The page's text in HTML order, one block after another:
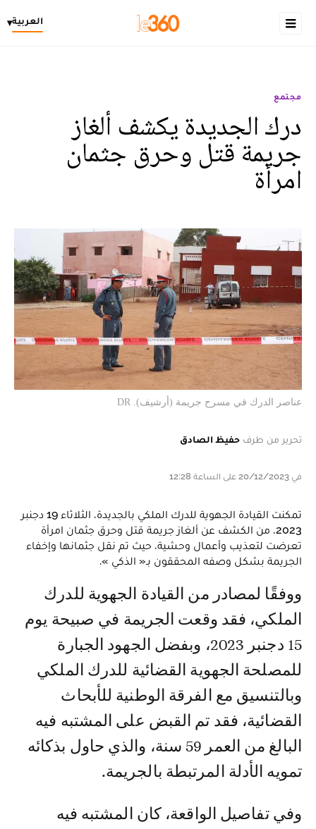
العربية▾
مجتمع
درك الجديدة يكشف ألغاز
جريمة قتل وحرق جثمان
امرأة
عناصر الدرك في مسرح جريمة (أرشيف). DR
تحرير من طرف حفيظ الصادق
في 20/12/2023 على الساعة 12:28
تمكنت القيادة الجهوية للدرك الملكي بالجديدة، الثلاثاء 19 دجنبر
2023، من الكشف عن ألغاز جريمة قتل وحرق جثمان امرأة
تعرضت لتعذيب وأعمال وحشية، حيث تم نقل جثمانها وإخفاء
الجريمة بشكل وصفه المحققون بـ« الذكي ».
ووفقًا لمصادر من القيادة الجهوية للدرك
الملكي، فقد وقعت الجريمة في صبيحة يوم
15 دجنبر 2023، وبفضل الجهود الجبارة
للمصلحة الجهوية القضائية للدرك الملكي
وبالتنسيق مع الفرقة الوطنية للأبحاث
القضائية، فقد تم القبض على المشتبه فيه
البالغ من العمر 59 سنة، والذي حاول بذكائه
تمويه الأدلة المرتبطة بالجريمة.
وفي تفاصيل الواقعة، كان المشتبه فيه